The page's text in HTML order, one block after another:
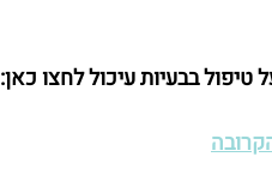
בבעיות עיכול לחצו כאן: